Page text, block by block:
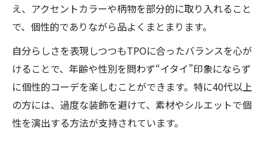
え、アクセントカラーや柄物を部分的に取り入れること
で、個性的でありながら品よくまとまります。
自分らしさを表現しつつもTPOに合ったバランスを心が
けることで、年齢や性別を問わず“イタイ”印象にならず
に個性的コーデを楽しむことができます。特に40代以上
の方には、過度な装飾を避けて、素材やシルエットで個
性を演出する方法が支持されています。